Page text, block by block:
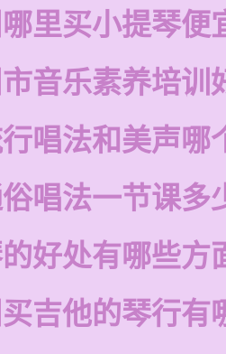
里买小提琴便
音乐素养培训
唱法和美声哪
唱法一节课多
好处有哪些方
吉他的琴行有